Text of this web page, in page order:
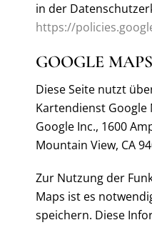
in der
https://
GOOGLE MAPS
Diese Seite nutzt
Kartendienst Google
Google Inc., 1600
Mountain View, CA
Zur Nutzung der
Maps ist es
speichern. Diese